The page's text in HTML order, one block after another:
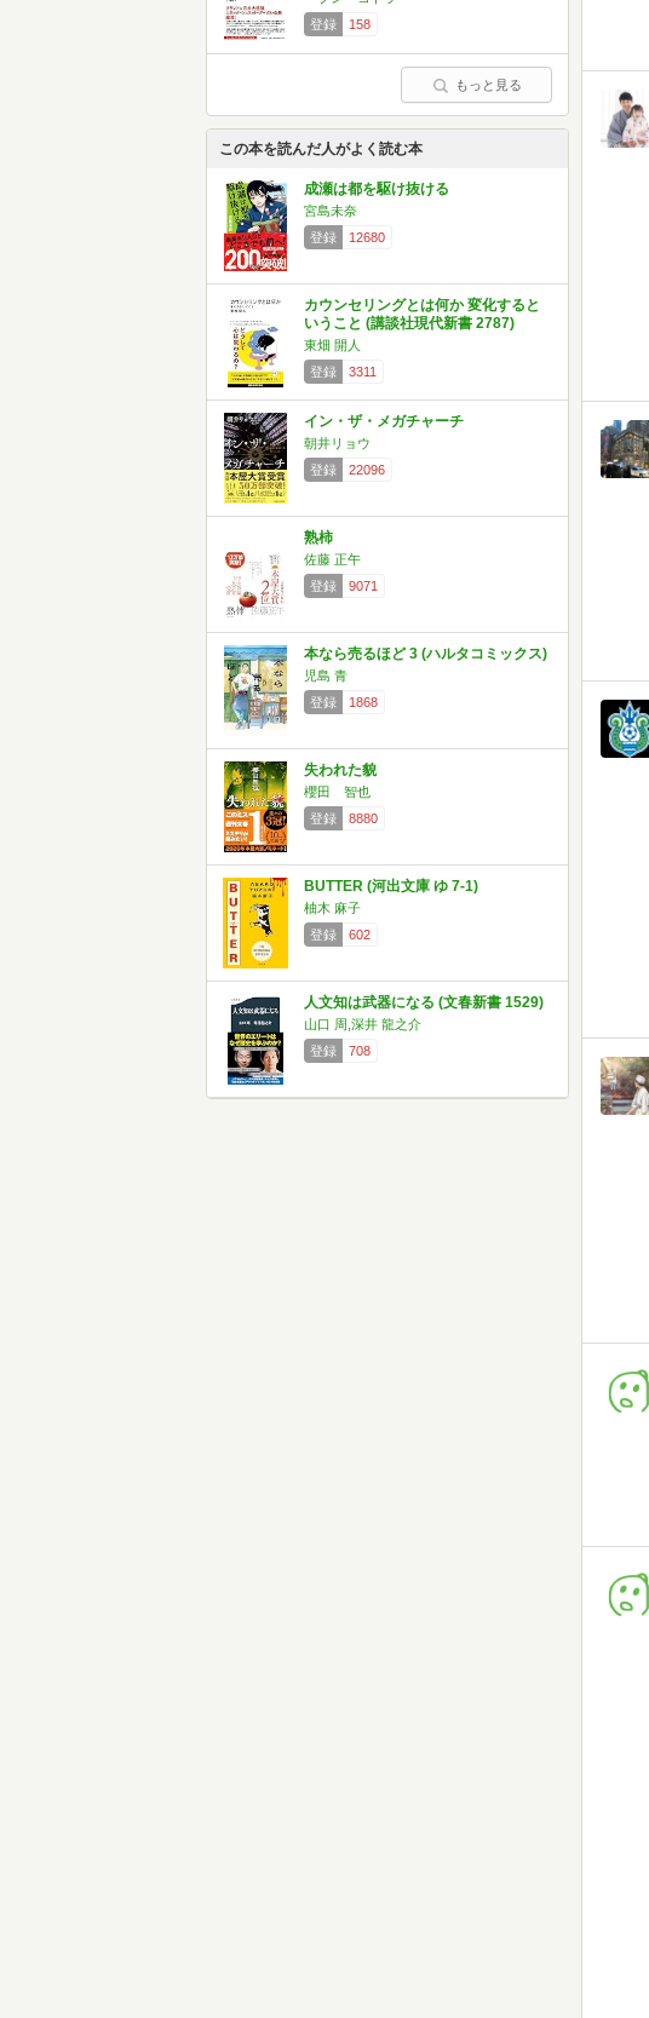
登録
158
もっと見る
この本を読んだ人がよく読む本
成瀬は都を駆け抜ける
宮島未奈
登録
12680
カウンセリングとは何か 変化すると
いうこと (講談社現代新書 2787)
東畑 開人
登録
3311
イン・ザ・メガチャーチ
朝井リョウ
登録
22096
熟柿
佐藤 正午
登録
9071
本なら売るほど 3 (ハルタコミックス)
児島 青
登録
1868
失われた貌
櫻田 智也
登録
8880
BUTTER (河出文庫 ゆ 7-1)
柚木 麻子
登録
602
人文知は武器になる (文春新書 1529)
山口 周,深井 龍之介
登録
708